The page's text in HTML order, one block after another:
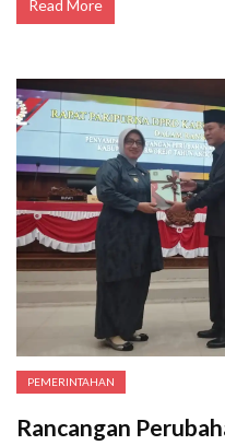
Read More
PEMERINTAHAN
Rancangan